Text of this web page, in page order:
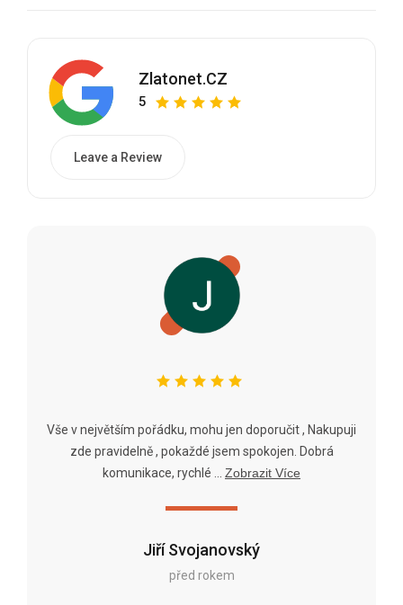
Zlatonet.CZ
5
Leave a Review
Jiří Svojanovský
před rokem
Vše v největším pořádku, mohu jen doporučit , Nakupuji
zde pravidelně , pokaždé jsem spokojen. Dobrá
komunikace, rychlé ...
Zobrazit Více